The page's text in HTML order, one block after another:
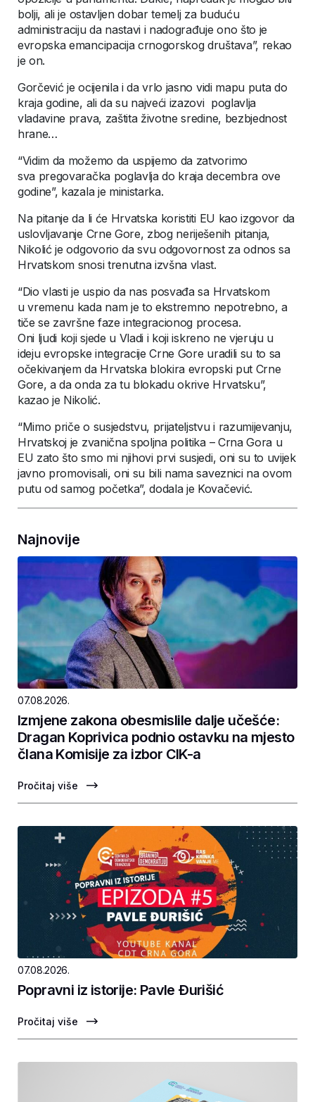
bolji, ali je ostavljen dobar temelj za buduću
administraciju da nastavi i nadograđuje ono što je
evropska emancipacija crnogorskog društava”, rekao
je on.
Gorčević je ocijenila i da vrlo jasno vidi mapu puta do
kraja godine, ali da su najveći izazovi poglavlja
vladavine prava, zaštita životne sredine, bezbjednost
hrane…
“Vidim da možemo da uspijemo da zatvorimo
sva pregovaračka poglavlja do kraja decembra ove
godine”, kazala je ministarka.
Na pitanje da li će Hrvatska koristiti EU kao izgovor da
uslovljavanje Crne Gore, zbog neriješenih pitanja,
Nikolić je odgovorio da svu odgovornost za odnos sa
Hrvatskom snosi trenutna izvšna vlast.
“Dio vlasti je uspio da nas posvađa sa Hrvatskom
u vremenu kada nam je to ekstremno nepotrebno, a
tiče se završne faze integracionog procesa.
Oni ljudi koji sjede u Vladi i koji iskreno ne vjeruju u
ideju evropske integracije Crne Gore uradili su to sa
očekivanjem da Hrvatska blokira evropski put Crne
Gore, a da onda za tu blokadu okrive Hrvatsku”,
kazao je Nikolić.
“Mimo priče o susjedstvu, prijateljstvu i razumijevanju,
Hrvatskoj je zvanična spoljna politika – Crna Gora u
EU zato što smo mi njihovi prvi susjedi, oni su to uvijek
javno promovisali, oni su bili nama saveznici na ovom
putu od samog početka”, dodala je Kovačević.
Najnovije
07.08.2026.
Izmjene zakona obesmislile dalje učešće:
Dragan Koprivica podnio ostavku na mjesto
člana Komisije za izbor CIK-a
Pročitaj više
07.08.2026.
Popravni iz istorije: Pavle Ðurišić
Pročitaj više